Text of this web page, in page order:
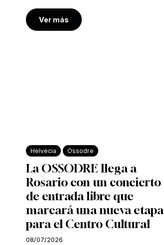
Ver más
Helvecia Ossodre
La OSSODRE llega a
Rosario con un concierto
de entrada libre que
marcará una nueva etapa
para el Centro Cultural
08/07/2026